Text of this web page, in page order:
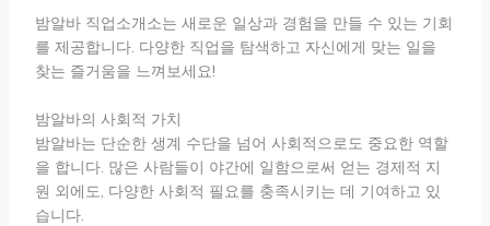
밤알바 직업소개소는 새로운 일상과 경험을 만들 수 있는 기회
를 제공합니다. 다양한 직업을 탐색하고 자신에게 맞는 일을
찾는 즐거움을 느껴보세요!
밤알바의 사회적 가치
밤알바는 단순한 생계 수단을 넘어 사회적으로도 중요한 역할
을 합니다. 많은 사람들이 야간에 일함으로써 얻는 경제적 지
원 외에도, 다양한 사회적 필요를 충족시키는 데 기여하고 있
습니다.